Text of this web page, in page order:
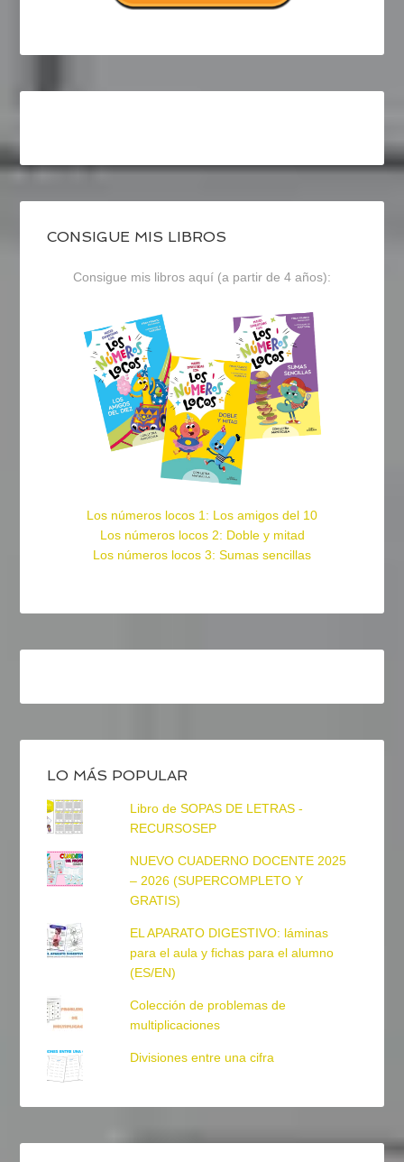
CONSIGUE MIS LIBROS
Consigue mis libros aquí (a partir de 4 años):
Los números locos 1: Los amigos del 10
Los números locos 2: Doble y mitad
Los números locos 3: Sumas sencillas
LO MÁS POPULAR
Libro de SOPAS DE LETRAS -
RECURSOSEP
NUEVO CUADERNO DOCENTE 2025
– 2026 (SUPERCOMPLETO Y
GRATIS)
EL APARATO DIGESTIVO: láminas
para el aula y fichas para el alumno
(ES/EN)
Colección de problemas de
multiplicaciones
Divisiones entre una cifra